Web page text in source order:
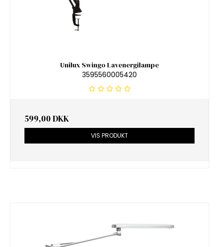
Unilux Swingo Lavenergilampe
3595560005420
599,00 DKK
VIS PRODUKT